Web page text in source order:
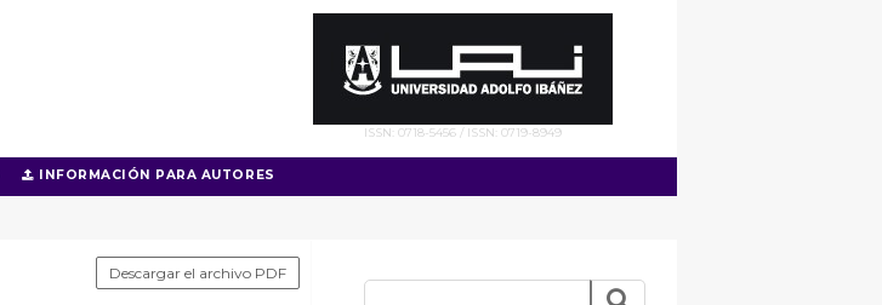
ISSN: 0718-5456 / ISSN: 0719-8949
INFORMACIÓN PARA AUTORES
Descargar el archivo PDF